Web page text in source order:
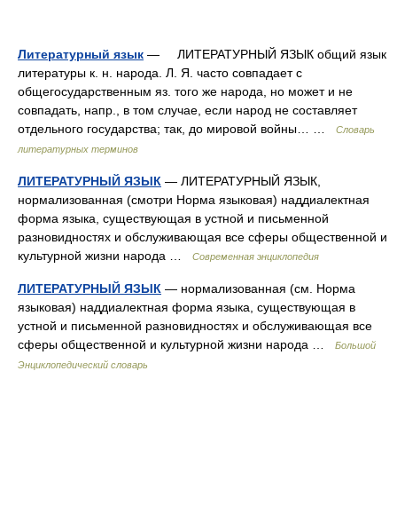
Литературный язык — ЛИТЕРАТУРНЫЙ ЯЗЫК общий язык
литературы к. н. народа. Л. Я. часто совпадает с
общегосударственным яз. того же народа, но может и не
совпадать, напр., в том случае, если народ не составляет
отдельного государства; так, до мировой войны… …
Словарь
литературных терминов
ЛИТЕРАТУРНЫЙ ЯЗЫК — ЛИТЕРАТУРНЫЙ ЯЗЫК,
нормализованная (смотри Норма языковая) наддиалектная
форма языка, существующая в устной и письменной
разновидностях и обслуживающая все сферы общественной и
культурной жизни народа …
Современная энциклопедия
ЛИТЕРАТУРНЫЙ ЯЗЫК — нормализованная (см. Норма
языковая) наддиалектная форма языка, существующая в
устной и письменной разновидностях и обслуживающая все
сферы общественной и культурной жизни народа …
Большой
Энциклопедический словарь